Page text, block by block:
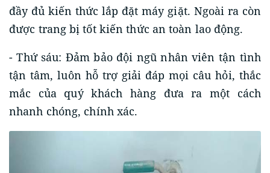
đầy đủ kiến thức lắp đặt máy giặt. Ngoài ra còn
được trang bị tốt kiến thức an toàn lao động.
- Thứ sáu: Đảm bảo đội ngũ nhân viên tận tình
tận tâm, luôn hỗ trợ giải đáp mọi câu hỏi, thắc
mắc của quý khách hàng đưa ra một cách
nhanh chóng, chính xác.